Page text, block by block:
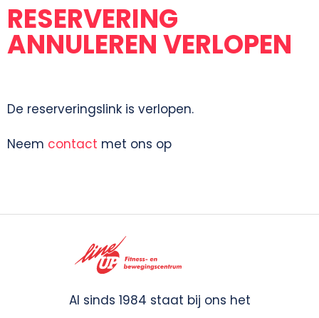
RESERVERING
ANNULEREN VERLOPEN
De reserveringslink is verlopen.
Neem contact met ons op
Al sinds 1984 staat bij ons het